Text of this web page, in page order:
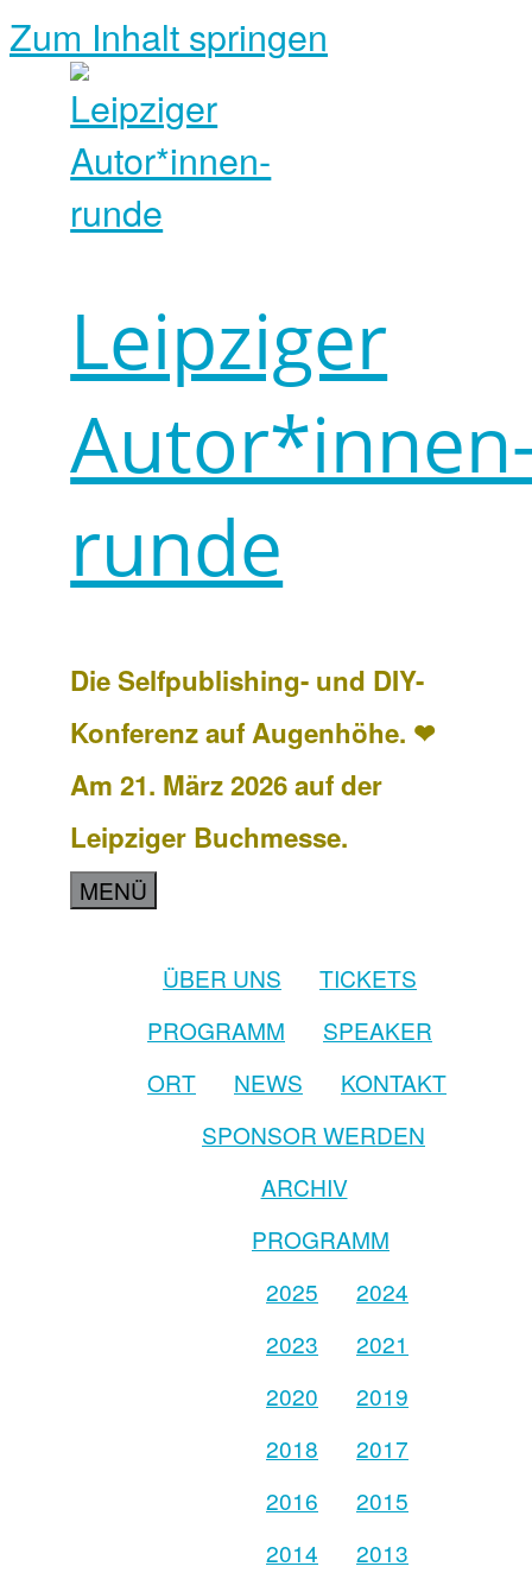
Zum Inhalt springen
Leipziger
runde
Die Selfpublishing- und DIY-
Konferenz auf Augenhöhe. ❤
Am 21. März 2026 auf der
Leipziger Buchmesse.
MENÜ
ÜBER UNS
TICKETS
PROGRAMM
SPEAKER
ORT
NEWS
KONTAKT
SPONSOR WERDEN
ARCHIV
PROGRAMM
2025
2024
2023
2021
2020
2019
2018
2017
2016
2015
2014
2013